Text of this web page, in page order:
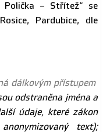
Polička – Střítež“ se
Pardubice, dle
dálkovým přístupem
odstraněna jména a
údaje, které zákon
text);